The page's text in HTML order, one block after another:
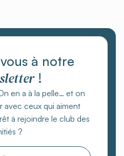
à notre
!
en a à la pelle… et on
avec ceux qui aiment
à rejoindre le club des
?